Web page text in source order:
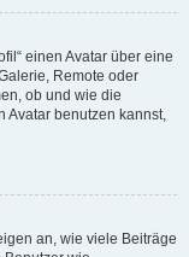
einen Avatar über eine
Remote oder
ob und wie die
Avatar benutzen kannst,
an, wie viele Beiträge